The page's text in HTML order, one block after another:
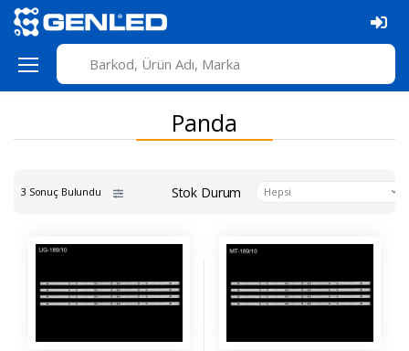
Panda
3 Sonuç Bulundu Stok Durum Hepsi